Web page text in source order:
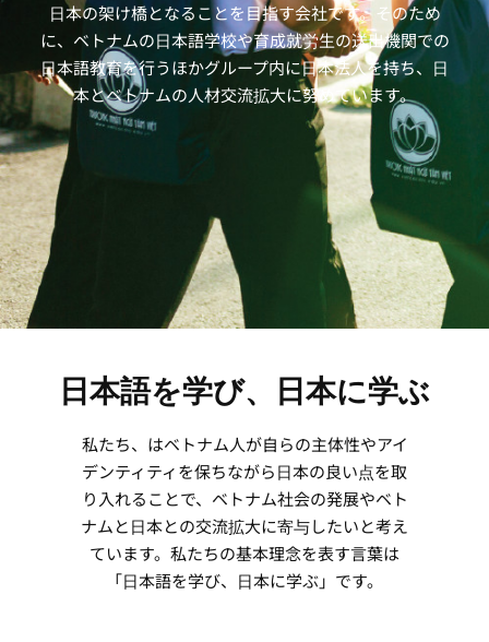
日本の架け橋となることを目指す会社です。そのため
に、ベトナムの日本語学校や育成就労生の送出機関での
日本語教育を行うほかグループ内に日本法人を持ち、日
本とベトナムの人材交流拡大に努めています。
日本語を学び、日本に学ぶ
私たち、はベトナム人が自らの主体性やアイ
デンティティを保ちながら日本の良い点を取
り入れることで、ベトナム社会の発展やベト
ナムと日本との交流拡大に寄与したいと考え
ています。私たちの基本理念を表す言葉は
「日本語を学び、日本に学ぶ」です。